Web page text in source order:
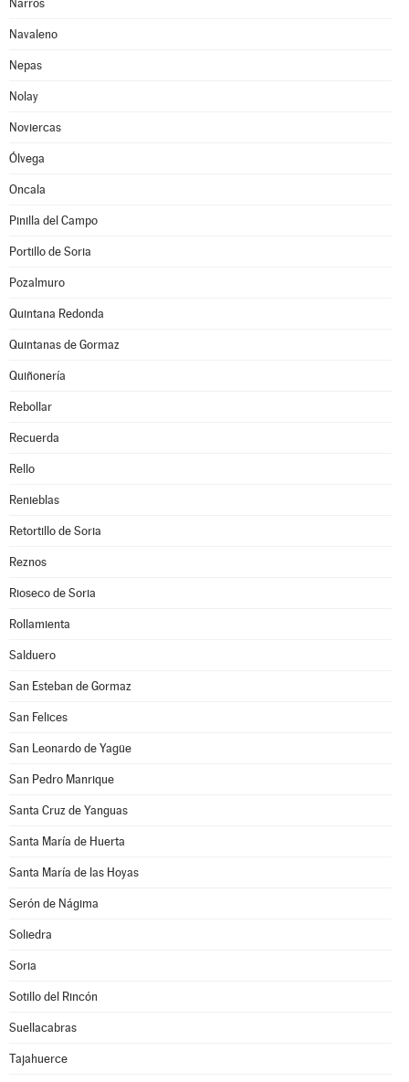
Narros
Navaleno
Nepas
Nolay
Noviercas
Ólvega
Oncala
Pinilla del Campo
Portillo de Soria
Pozalmuro
Quintana Redonda
Quintanas de Gormaz
Quiñonería
Rebollar
Recuerda
Rello
Renieblas
Retortillo de Soria
Reznos
Rioseco de Soria
Rollamienta
Salduero
San Esteban de Gormaz
San Felices
San Leonardo de Yagüe
San Pedro Manrique
Santa Cruz de Yanguas
Santa María de Huerta
Santa María de las Hoyas
Serón de Nágima
Soliedra
Soria
Sotillo del Rincón
Suellacabras
Tajahuerce